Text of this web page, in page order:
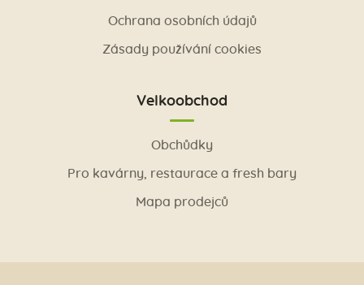
Ochrana osobních údajů
Zásady používání cookies
Velkoobchod
Obchůdky
Pro kavárny, restaurace a fresh bary
Mapa prodejců